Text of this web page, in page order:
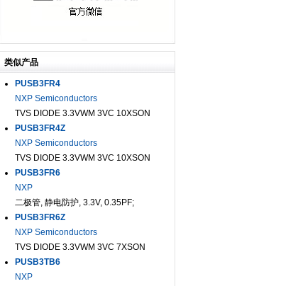
类似产品
PUSB3FR4
NXP Semiconductors
TVS DIODE 3.3VWM 3VC 10XSON
PUSB3FR4Z
NXP Semiconductors
TVS DIODE 3.3VWM 3VC 10XSON
PUSB3FR6
NXP
二极管, 静电防护, 3.3V, 0.35PF;
PUSB3FR6Z
NXP Semiconductors
TVS DIODE 3.3VWM 3VC 7XSON
PUSB3TB6
NXP